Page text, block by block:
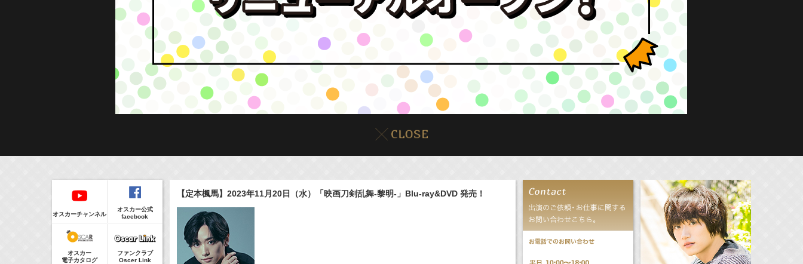
8/6(Thu)
イベント
販売情報
24:00-24:30(TV)
一緒にごはんをたべるだけ
【定本楓馬】2023年11月20日（水）「映画刀剣乱舞-黎明-」Blu-ray&DVD 発売！
オスカーチャンネル
オスカー公式
facebook
オスカー
電子カタログ
ファンクラブ
Oscer Link
Regular
Guest
CLIP